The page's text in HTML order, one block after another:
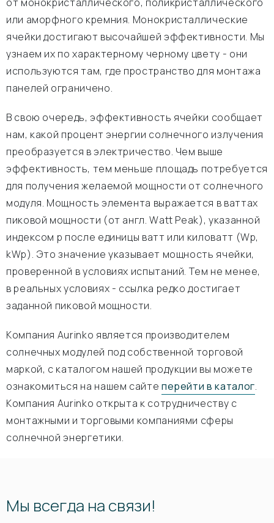
или аморфного кремния. Монокристаллические
ячейки достигают высочайшей эффективности. Мы
узнаем их по характерному черному цвету - они
используются там, где пространство для монтажа
панелей ограничено.
В свою очередь, эффективность ячейки сообщает
нам, какой процент энергии солнечного излучения
преобразуется в электричество. Чем выше
эффективность, тем меньше площадь потребуется
для получения желаемой мощности от солнечного
модуля. Мощность элемента выражается в ваттах
пиковой мощности (от англ. Watt Peak), указанной
индексом p после единицы ватт или киловатт (Wp,
kWp). Это значение указывает мощность ячейки,
проверенной в условиях испытаний. Тем не менее,
в реальных условиях - ссылка редко достигает
заданной пиковой мощности.
Компания Aurinko является производителем
солнечных модулей под собственной торговой
маркой, с каталогом нашей продукции вы можете
ознакомиться на нашем сайте перейти в каталог.
Компания Aurinko открыта к сотрудничеству с
монтажными и торговыми компаниями сферы
солнечной энергетики.
Мы всегда на связи!